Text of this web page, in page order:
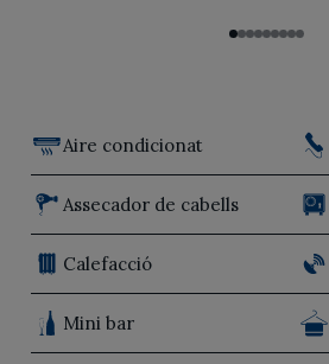
Aire condicionat
Assecador de cabells
Calefacció
Mini bar